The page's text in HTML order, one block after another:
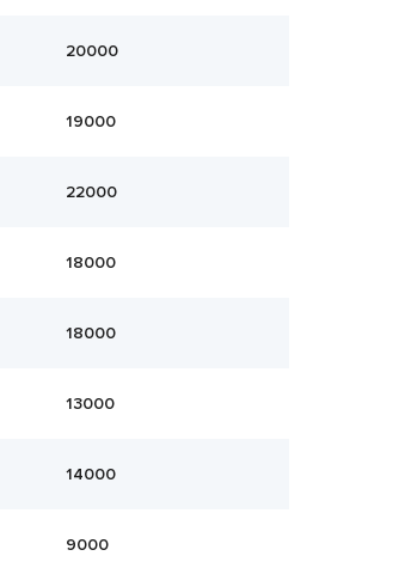
20000
19000
22000
18000
18000
13000
14000
9000